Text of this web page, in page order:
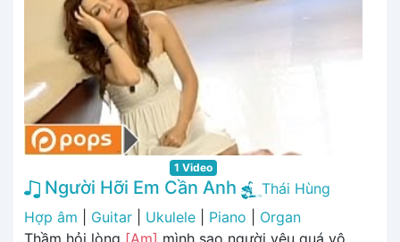
1 Video
Người Hỡi Em Cần Anh
Thái Hùng
Hợp âm
Guitar Ukulele Piano
Organ
Thầm hỏi lòng [Am] mình sao người yêu quá vô